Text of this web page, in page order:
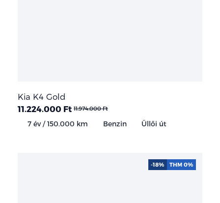
Kia K4 Gold
11.224.000 Ft 11.974.000 Ft
7 év / 150.000 km Benzin Üllői út
-18% THM 0%